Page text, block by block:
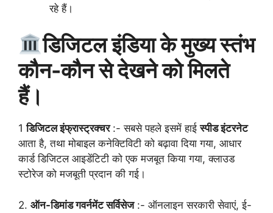
रहे हैं।
डिजिटल इंडिया के मुख्य स्तंभ
कौन-कौन से देखने को मिलते
हैं।
1डिजिटल इंफ्रास्ट्रक्चर:- सबसे पहले इसमें हाईस्पीड इंटरनेट
आता है, तथा मोबाइल कनेक्टिविटी को बढ़ावा दिया गया, आधार
कार्ड डिजिटल आइडेंटिटी को एक मजबूत किया गया, क्लाउड
स्टोरेज को मजबूती प्रदान की गई।
2. ऑन-डिमांड गवर्नमेंट सर्विसेज:- ऑनलाइन सरकारी सेवाएं, ई-